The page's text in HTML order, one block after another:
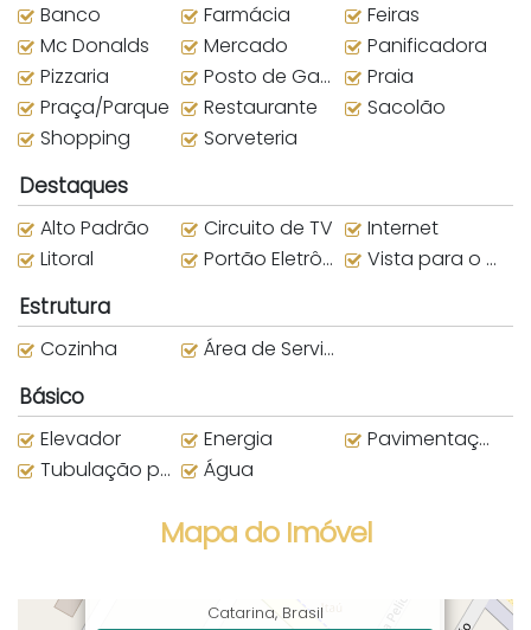
Banco
Farmácia
Feiras
Mc Donalds
Mercado
Panificadora
Pizzaria
Posto de Gasolina
Praia
Praça/Parque
Restaurante
Sacolão
Shopping
Sorveteria
Destaques
Alto Padrão Circuito de TV
Internet
Litoral
Portão Eletrônico Vista para o Mar
Estrutura
Cozinha Área de Serviço
Básico
Elevador Energia
Pavimentação
Tubulação para água quente
Água
Mapa do Imóvel
Catarina, Brasil